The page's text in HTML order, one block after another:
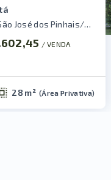
Centro - São José dos Pinhais/PR
/ VENDA
28 m² (Área Privativa)